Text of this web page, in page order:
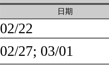
日期
02/22
02/27; 03/01